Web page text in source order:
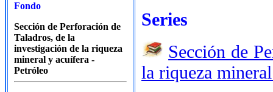
Fondo
Sección de Perforación de
Taladros, de la
investigación de la riqueza
mineral y acuífera -
Petróleo
Series
Sección de
la riqueza